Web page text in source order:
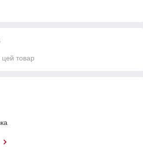
цей товар